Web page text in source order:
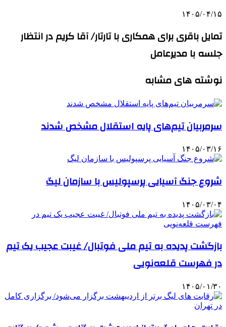
۱۴۰۵/۰۴/۱۵
تمایل باقری برای همکاری با تارتار/ آقا کریم در انتظار
جلسه با مدیرعامل
نوشته های مشابه
سرمربیان تیم‌های پایه استقلال مشخص شدند
۱۴۰۵/۰۳/۱۶
شروع جنگ آسیایی پرسپولیس با سازمان لیگ
۱۴۰۵/۰۳/۰۴
بازگشت پدیده به تیم ملی فوتبال/ غیبت عجیب یک تیم
در فهرست قلعه‌نویی
۱۴۰۵/۰۱/۳۰